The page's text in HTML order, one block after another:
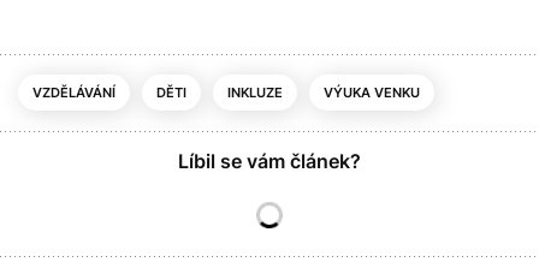
VZDĚLÁVÁNÍ DĚTI INKLUZE VÝUKA VENKU
Líbil se vám článek?